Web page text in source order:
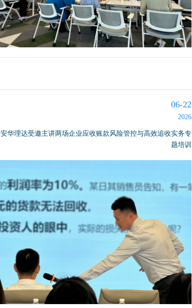
06-22
2026
安华理达受邀主讲两场企业应收账款风险管控与高效追收实务专
题培训